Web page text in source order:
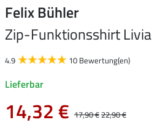
Felix Bühler
Zip-Funktionsshirt Livia
4.9 10 Bewertung(en)
Lieferbar
14,32 € 17,90 €22,90 €